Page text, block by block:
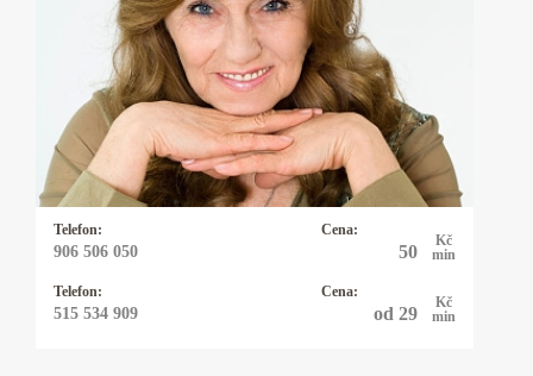
Telefon:
906 506 050
Cena:
50
Kč
min
Telefon:
515 534 909
Cena:
od 29
Kč
min
Přes 30 let praxe. Od dětství jsem se
pohybovala mezi kartářkami a věštci. Babička
byla známá kartářka. Impulsem pro moji dráhu
byla první spokojená klientka. Ráda Vám
pomohu najít odpovědi na dotazy týkající se
vztahů, lásky, práce, dětí, zdraví odpovědi.
Důvěra je pro mě to nejlepší ocenění.